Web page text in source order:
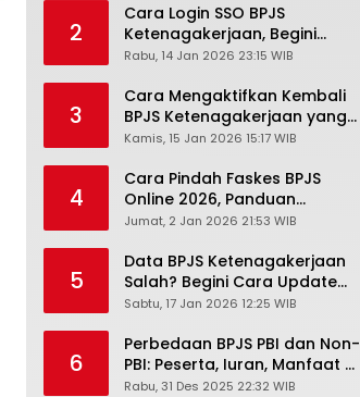
2
Cara Login SSO BPJS
Ketenagakerjaan, Begini
Tutorial Lengkap dan
Rabu, 14 Jan 2026 23:15 WIB
3
Cara Mengaktifkan Kembali
BPJS Ketenagakerjaan yang
Nonaktif, Begini Panduan
Kamis, 15 Jan 2026 15:17 WIB
4
Cara Pindah Faskes BPJS
Online 2026, Panduan
Lengkap via Mobile JKN,
Cabang
Jumat, 2 Jan 2026 21:53 WIB
5
Data BPJS Ketenagakerjaan
Salah? Begini Cara Update
Rekening, Alamat, HP di JMO
Sabtu, 17 Jan 2026 12:25 WIB
6
Perbedaan BPJS PBI dan Non-
PBI: Peserta, Iuran, Manfaat &
Masa Berlaku Terbaru 2026
Rabu, 31 Des 2025 22:32 WIB